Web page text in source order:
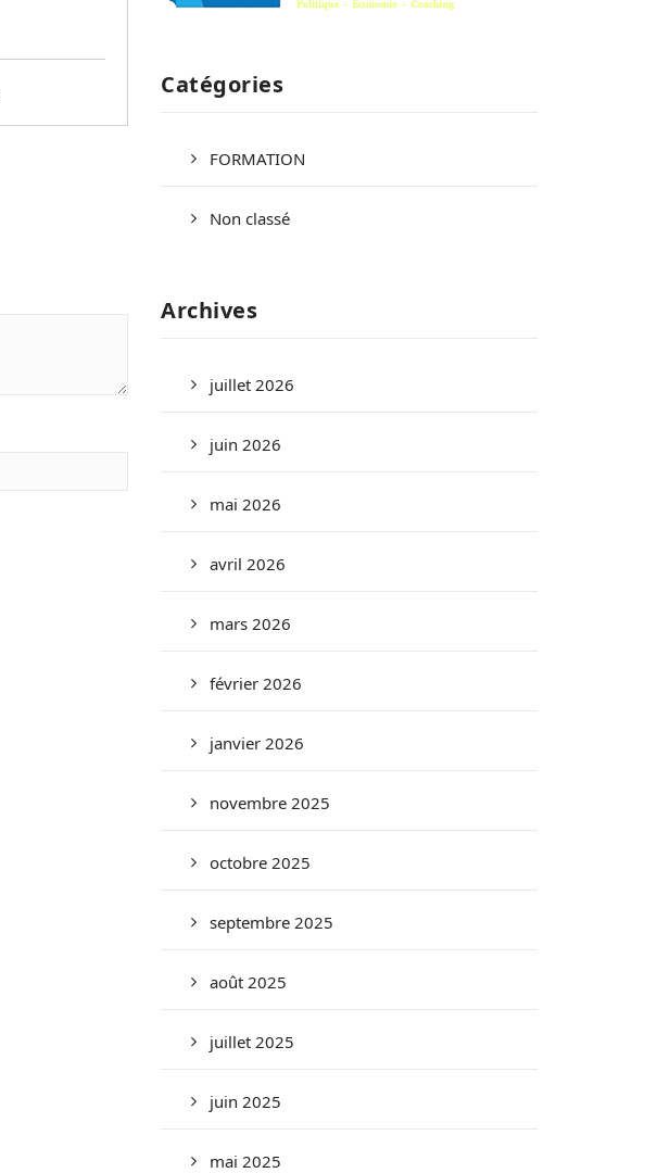
Catégories
FORMATION
Non classé
Archives
juillet 2026
juin 2026
mai 2026
avril 2026
mars 2026
février 2026
janvier 2026
novembre 2025
octobre 2025
septembre 2025
août 2025
juillet 2025
juin 2025
mai 2025